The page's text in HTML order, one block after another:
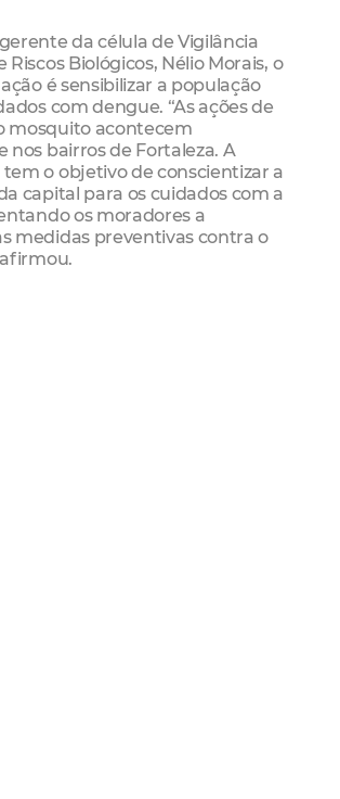
da célula de Vigilância
Biológicos, Nélio Morais, o
é sensibilizar a população
com dengue. “As ações de
mosquito acontecem
nos bairros de Fortaleza. A
o objetivo de conscientizar a
capital para os cuidados com a
os moradores a
medidas preventivas contra o